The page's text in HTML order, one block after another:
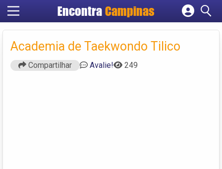
Encontra Campinas
Cadastrar empresa
Criar conta
Academia de Taekwondo Tilico
Compartilhar Avalie! 249